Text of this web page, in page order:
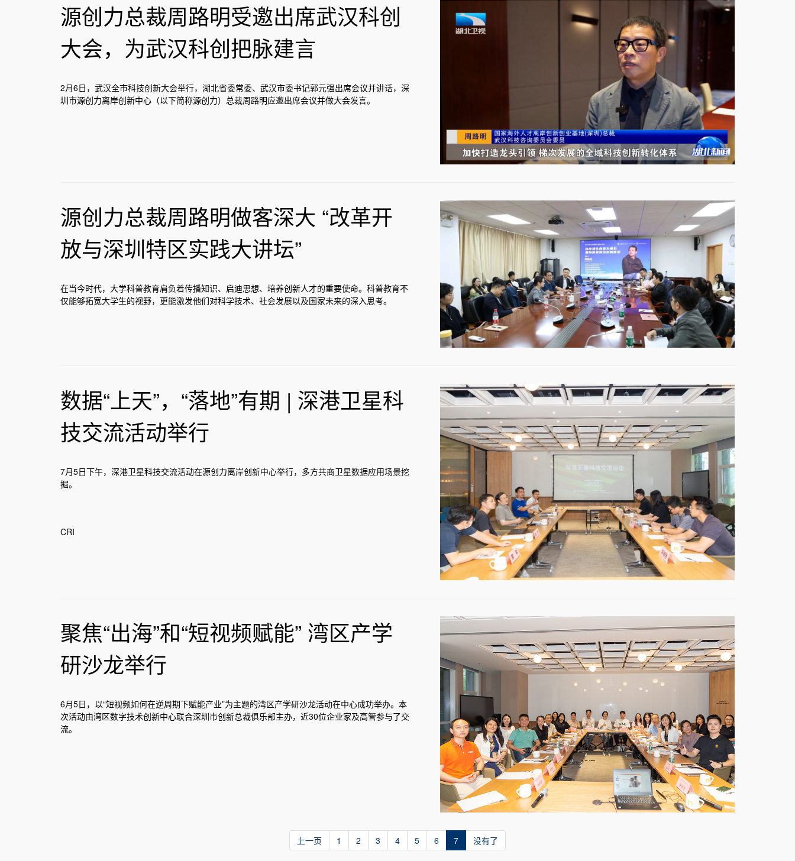
源创力总裁周路明受邀出席武汉科创
大会，为武汉科创把脉建言
2月6日，武汉全市科技创新大会举行，湖北省委常委、武汉市委书记郭元强出席会议并讲话，深
圳市源创力离岸创新中心（以下简称源创力）总裁周路明应邀出席会议并做大会发言。
源创力总裁周路明做客深大 “改革开
放与深圳特区实践大讲坛”
在当今时代，大学科普教育肩负着传播知识、启迪思想、培养创新人才的重要使命。科普教育不
仅能够拓宽大学生的视野，更能激发他们对科学技术、社会发展以及国家未来的深入思考。
数据“上天”，“落地”有期 | 深港卫星科
技交流活动举行
7月5日下午，深港卫星科技交流活动在源创力离岸创新中心举行，多方共商卫星数据应用场景挖
掘。
CRI
聚焦“出海”和“短视频赋能” 湾区产学
研沙龙举行
6月5日，以“短视频如何在逆周期下赋能产业”为主题的湾区产学研沙龙活动在中心成功举办。本
次活动由湾区数字技术创新中心联合深圳市创新总裁俱乐部主办，近30位企业家及高管参与了交
流。
上一页 1 2 3 4 5 6 7 没有了